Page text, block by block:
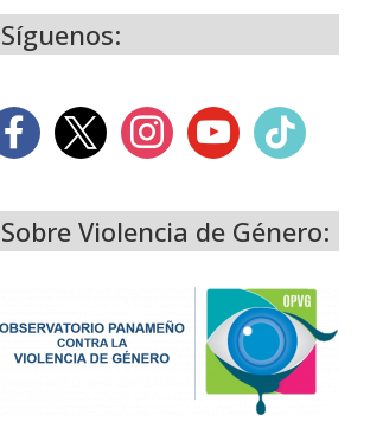
Síguenos:
Sobre Violencia de Género: